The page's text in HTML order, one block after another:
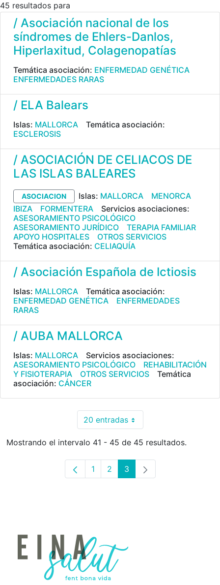
45 resultados para
/ Asociación nacional de los
síndromes de Ehlers-Danlos,
Hiperlaxitud, Colagenopatías
Temática asociación: ENFERMEDAD GENÉTICA
ENFERMEDADES RARAS
/ ELA Balears
Islas: MALLORCA
Temática asociación:
ESCLEROSIS
/ ASOCIACIÓN DE CELIACOS DE
LAS ISLAS BALEARES
ASOCIACION Islas: MALLORCA
MENORCA
IBIZA
FORMENTERA
Servicios asociaciones:
ASESORAMIENTO PSICOLÓGICO
ASESORAMIENTO JURÍDICO
TERAPIA FAMILIAR
APOYO HOSPITALES
OTROS SERVICIOS
Temática asociación: CELIAQUÍA
/ Asociación Española de Ictiosis
Islas: MALLORCA
Temática asociación:
ENFERMEDAD GENÉTICA
ENFERMEDADES
RARAS
/ AUBA MALLORCA
Islas: MALLORCA
Servicios asociaciones:
ASESORAMIENTO PSICOLÓGICO
REHABILITACIÓN
Y FISIOTERAPIA
OTROS SERVICIOS
Temática
asociación: CÁNCER
20 entradasPor página
Mostrando el intervalo 41 - 45 de 45 resultados.
Página
1 Página
2 Página
3